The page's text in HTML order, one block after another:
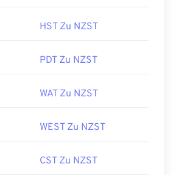
HST Zu NZST
PDT Zu NZST
WAT Zu NZST
WEST Zu NZST
CST Zu NZST